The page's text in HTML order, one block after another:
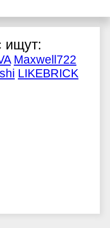
ищут:
Maxwell722
LIKEBRICK